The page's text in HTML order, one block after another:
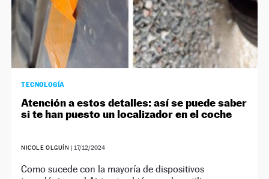
TECNOLOGÍA
Atención a estos detalles: así se puede saber
si te han puesto un localizador en el coche
NICOLE OLGUÍN | 17/12/2024
Como sucede con la mayoría de dispositivos